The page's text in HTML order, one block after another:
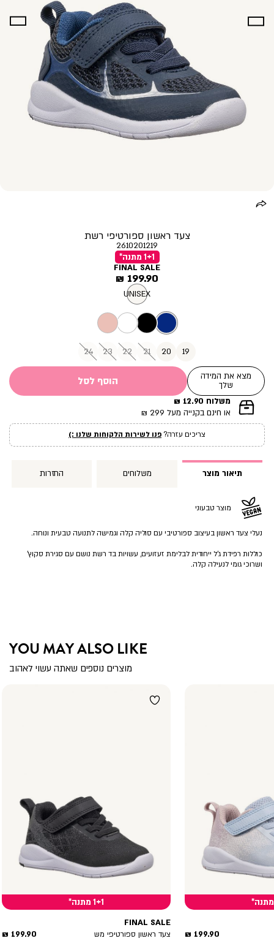
צעד ראשון ספורטיפי רשת
2610201219
1+1 מתנה*
FINAL SALE
מחיר
מוצר
199.90 ₪
UNISEX
19
20
21
22
23
24
מצא את המידה
שלך
הוסף לסל
|
תומך
עמוד
מוצר
משלוח 12.90 ₪
או חינם בקנייה מעל 299 ₪
צריכים עזרה?פנו לשירות הלקוחות שלנו :)
תיאור מוצר משלוחים החזרות
מוצר טבעוני
נעלי צעד ראשון בעיצוב ספורטיבי עם סוליה קלה וגמישה לתנועה טבעית ונוחה.
כוללות רפידת ג’ל ייחודית לבלימת זעזועים, עשויות בד רשת נושם עם סגירת סקוץ’
ושרוכי גומי לנעילה קלה.
YOU MAY ALSO LIKE
מוצרים נוספים שאתה עשוי לאהוב
מחיר
199.90 ₪
1+1 מתנה*
FINAL SALE
צעד ראשון ספורטיפי מש
מחיר
199.90 ₪